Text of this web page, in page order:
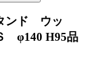
ンド ウッ
φ140 H95品